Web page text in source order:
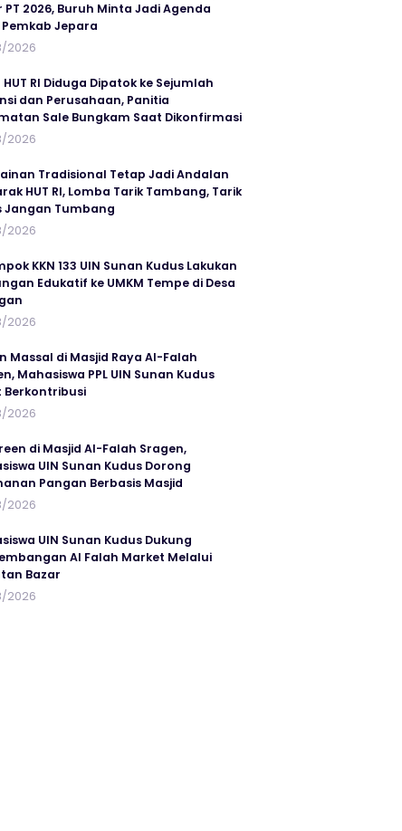
2026, Buruh Minta Jadi Agenda
Pemkab Jepara
2026
RI Diduga Dipatok ke Sejumlah
dan Perusahaan, Panitia
Sale Bungkam Saat Dikonfirmasi
2026
Tradisional Tetap Jadi Andalan
HUT RI, Lomba Tarik Tambang, Tarik
Jangan Tumbang
2026
KKN 133 UIN Sunan Kudus Lakukan
Edukatif ke UMKM Tempe di Desa
2026
Massal di Masjid Raya Al-Falah
Mahasiswa PPL UIN Sunan Kudus
Berkontribusi
2026
di Masjid Al-Falah Sragen,
UIN Sunan Kudus Dorong
Pangan Berbasis Masjid
2026
UIN Sunan Kudus Dukung
Al Falah Market Melalui
Bazar
2026